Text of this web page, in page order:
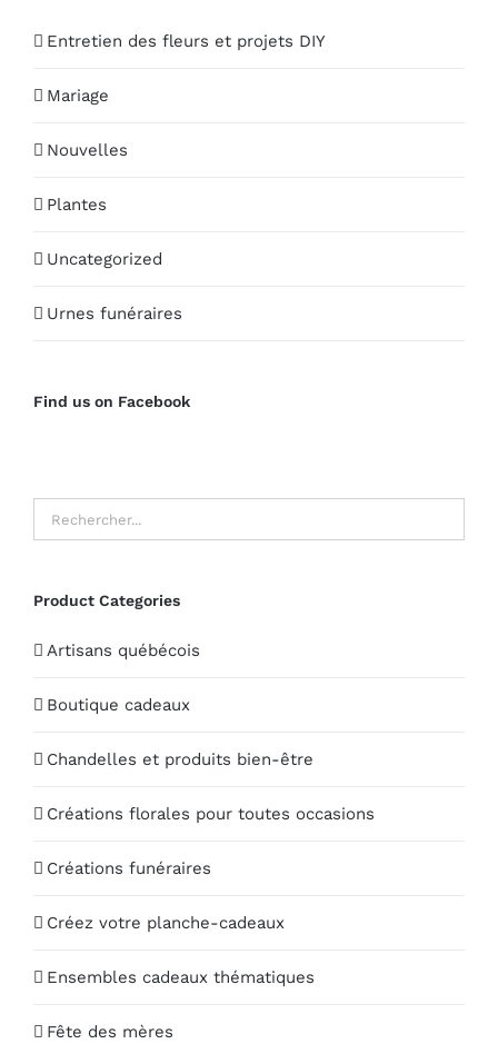
Entretien des fleurs et projets DIY
Mariage
Nouvelles
Plantes
Uncategorized
Urnes funéraires
Find us on Facebook
Product Categories
Artisans québécois
Boutique cadeaux
Chandelles et produits bien-être
Créations florales pour toutes occasions
Créations funéraires
Créez votre planche-cadeaux
Ensembles cadeaux thématiques
Fête des mères